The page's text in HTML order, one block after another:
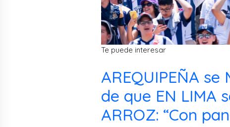
Te puede interesar
AREQUIPEÑA se
de que EN LIMA
ARROZ: “Con